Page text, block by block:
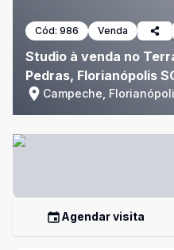
Cód: 986 Venda
Studio à venda no
Pedras, Florianópolis
Campeche,
Agendar visita